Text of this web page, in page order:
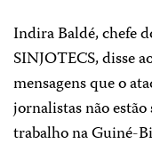
Indira Baldé, chefe
SINJOTECS, disse
mensagens que o
jornalistas não
trabalho na Guiné-